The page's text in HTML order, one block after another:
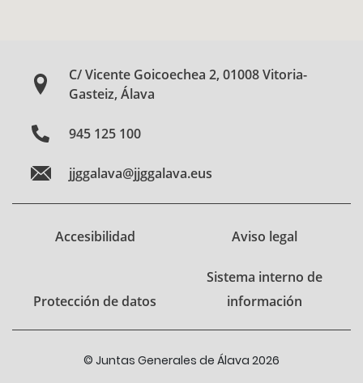
C/ Vicente Goicoechea 2, 01008 Vitoria-
Gasteiz, Álava
945 125 100
jjggalava@jjggalava.eus
Accesibilidad Aviso legal
Protección de datos
Sistema interno de
información
© Juntas Generales de Álava 2026